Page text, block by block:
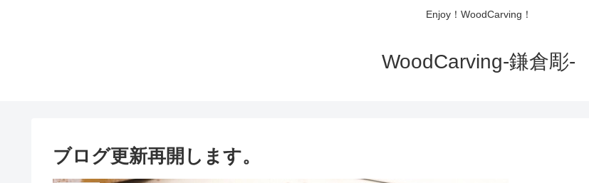
Enjoy！WoodCarving！
WoodCarving-鎌倉彫-
ブログ更新再開します。